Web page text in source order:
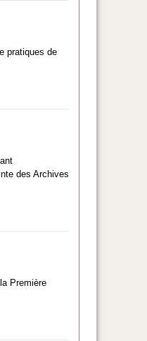
pratiques de
des Archives
Première